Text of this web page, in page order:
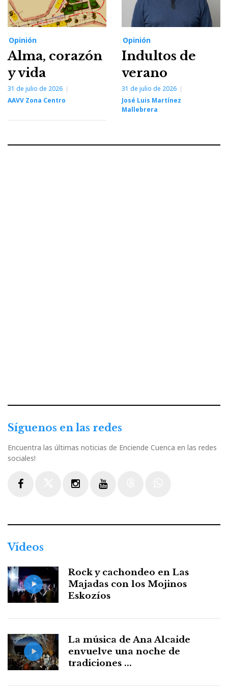
Opinión
Alma, corazón
y vida
31 de julio de 2026
AAVV Zona Centro
Opinión
Indultos de
verano
31 de julio de 2026
José Luis Martínez
Mallebrera
Síguenos en las redes
Encuentra las últimas noticias de Enciende Cuenca en las redes
sociales!
Vídeos
Rock y cachondeo en Las
Majadas con los Mojinos
Eskozíos
La música de Ana Alcaide
envuelve una noche de
tradiciones ...